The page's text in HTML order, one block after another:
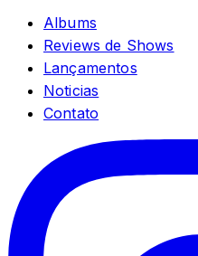
Albums
Reviews de Shows
Lançamentos
Noticias
Contato